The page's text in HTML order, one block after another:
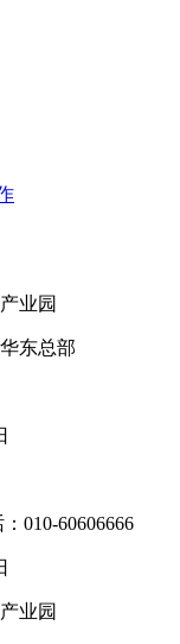
业园
东总部
010-60606666
业园